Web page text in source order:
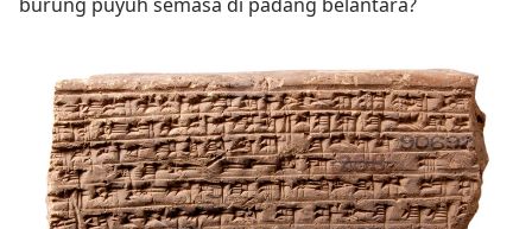
burung puyuh semasa di padang belantara?